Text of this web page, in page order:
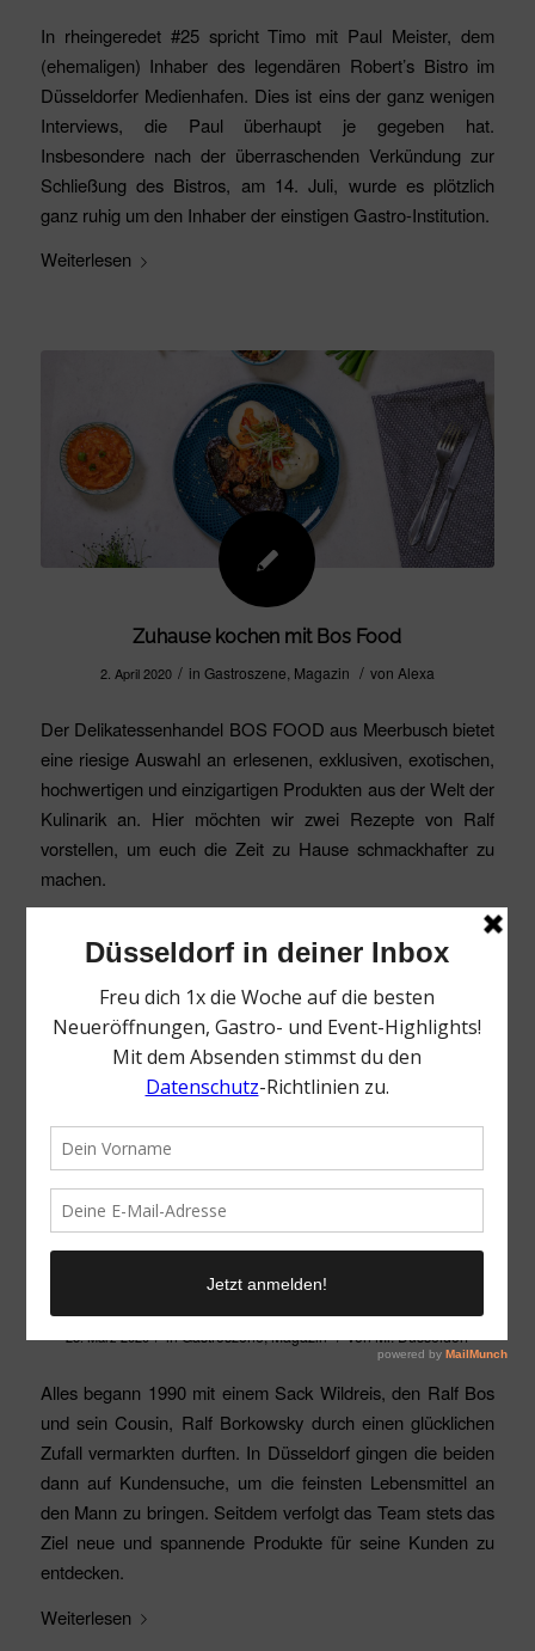
In rheingeredet #25 spricht Timo mit Paul Meister, dem
(ehemaligen) Inhaber des legendären Robert’s Bistro im
Düsseldorfer Medienhafen. Dies ist eins der ganz wenigen
Interviews, die Paul überhaupt je gegeben hat.
Insbesondere nach der überraschenden Verkündung zur
Schließung des Bistros, am 14. Juli, wurde es plötzlich
ganz ruhig um den Inhaber der einstigen Gastro-Institution.
Weiterlesen
Zuhause kochen mit Bos Food
2. April 2020 / in Gastroszene Magazin / von Alexa
Der Delikatessenhandel BOS FOOD aus Meerbusch bietet
eine riesige Auswahl an erlesenen, exklusiven, exotischen,
hochwertigen und einzigartigen Produkten aus der Welt der
Kulinarik an. Hier möchten wir zwei Rezepte von Ralf
vorstellen, um euch die Zeit zu Hause schmackhafter zu
machen.
28. März 2020 / inGastroszene,Magazin / vonMr. Düsseldorf
Alles begann 1990 mit einem Sack Wildreis, den Ralf Bos
und sein Cousin, Ralf Borkowsky durch einen glücklichen
Zufall vermarkten durften. In Düsseldorf gingen die beiden
dann auf Kundensuche, um die feinsten Lebensmittel an
den Mann zu bringen. Seitdem verfolgt das Team stets das
Ziel neue und spannende Produkte für seine Kunden zu
entdecken.
Weiterlesen